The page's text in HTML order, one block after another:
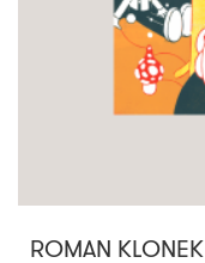
ROMAN KLONEK